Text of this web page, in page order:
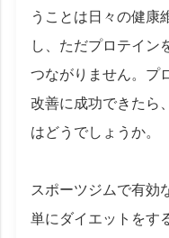
うことは日々の健康
し、ただプロテイン
つながりません。プ
改善に成功できたら
はどうでしょうか。
スポーツジムで有効
単にダイエットをす